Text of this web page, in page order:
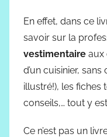
En effet, dans ce
savoir sur la
vestimentaire aux
d’un cuisinier,
illustré!), les fiches
conseils,… tout y
Ce n’est pas un